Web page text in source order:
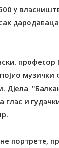
у
професор
музички
Дјела:
глас и
портрете,